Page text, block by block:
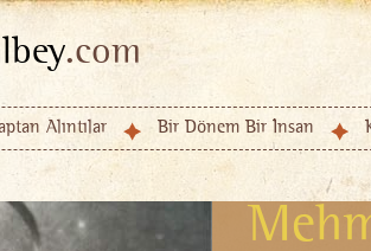
.com
Alıntılar Bir Dönem Bir İnsan